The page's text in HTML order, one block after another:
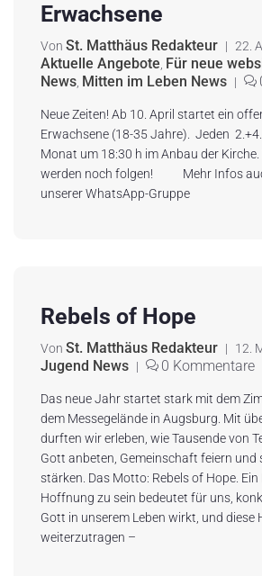
Erwachsene
Von St. Matthäus Redakteur | 22.
Aktuelle Angebote Für neue
News Mitten im Leben News |
Neue Zeiten! Ab 10. April startet ein
Erwachsene (18-35 Jahre). Jeden
Monat um 18:30 h im Anbau der
werden noch folgen! Mehr Infos
unserer WhatsApp-
Rebels of Hope
Von St. Matthäus Redakteur | 12.
Jugend News | 0 Kommentare
Das neue Jahr startet stark mit dem
dem Messegelände in Augsburg. Mit
durften wir erleben, wie Tausende von
Gott anbeten, Gemeinschaft feiern und
stärken. Das Motto: Rebels of Hope. Ein
Hoffnung zu sein bedeutet für uns,
Gott in unserem Leben wirkt, und diese
weiterzutragen –